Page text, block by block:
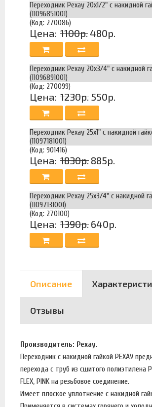
Переходник Рехау 20х1/2" с накидной
(11096851001)
(Код: 270086)
Цена: 1100р. 480р.
Переходник Рехау 20х3/4" с накидной
(11096891001)
(Код: 270099)
Цена: 1230р. 550р.
Переходник Рехау 25х1" с накидной
(11097181001)
(Код: 901416)
Цена: 1830р. 885р.
Переходник Рехау 25х3/4" с накидной
(11097131001)
(Код: 270100)
Цена: 1390р. 640р.
Описание
Отзывы
Производитель: Рехау.
Переходник с накидной гайкой РЕХАУ
перехода с труб из сшитого полиэтилена
FLEX, PINK на резьбовое соединение.
Имеет плоское уплотнение с накидной